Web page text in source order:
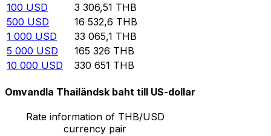
100 USD 3 306,51 THB
500 USD 16 532,6 THB
1 000 USD 33 065,1 THB
5 000 USD 165 326 THB
10 000 USD 330 651 THB
Omvandla Thailändsk baht till US-dollar
Rate information of THB/USD
currency pair